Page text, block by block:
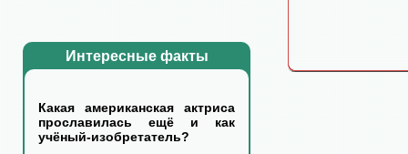
Интересные факты
Какая американская актриса
прославилась ещё и как
учёный-изобретатель?